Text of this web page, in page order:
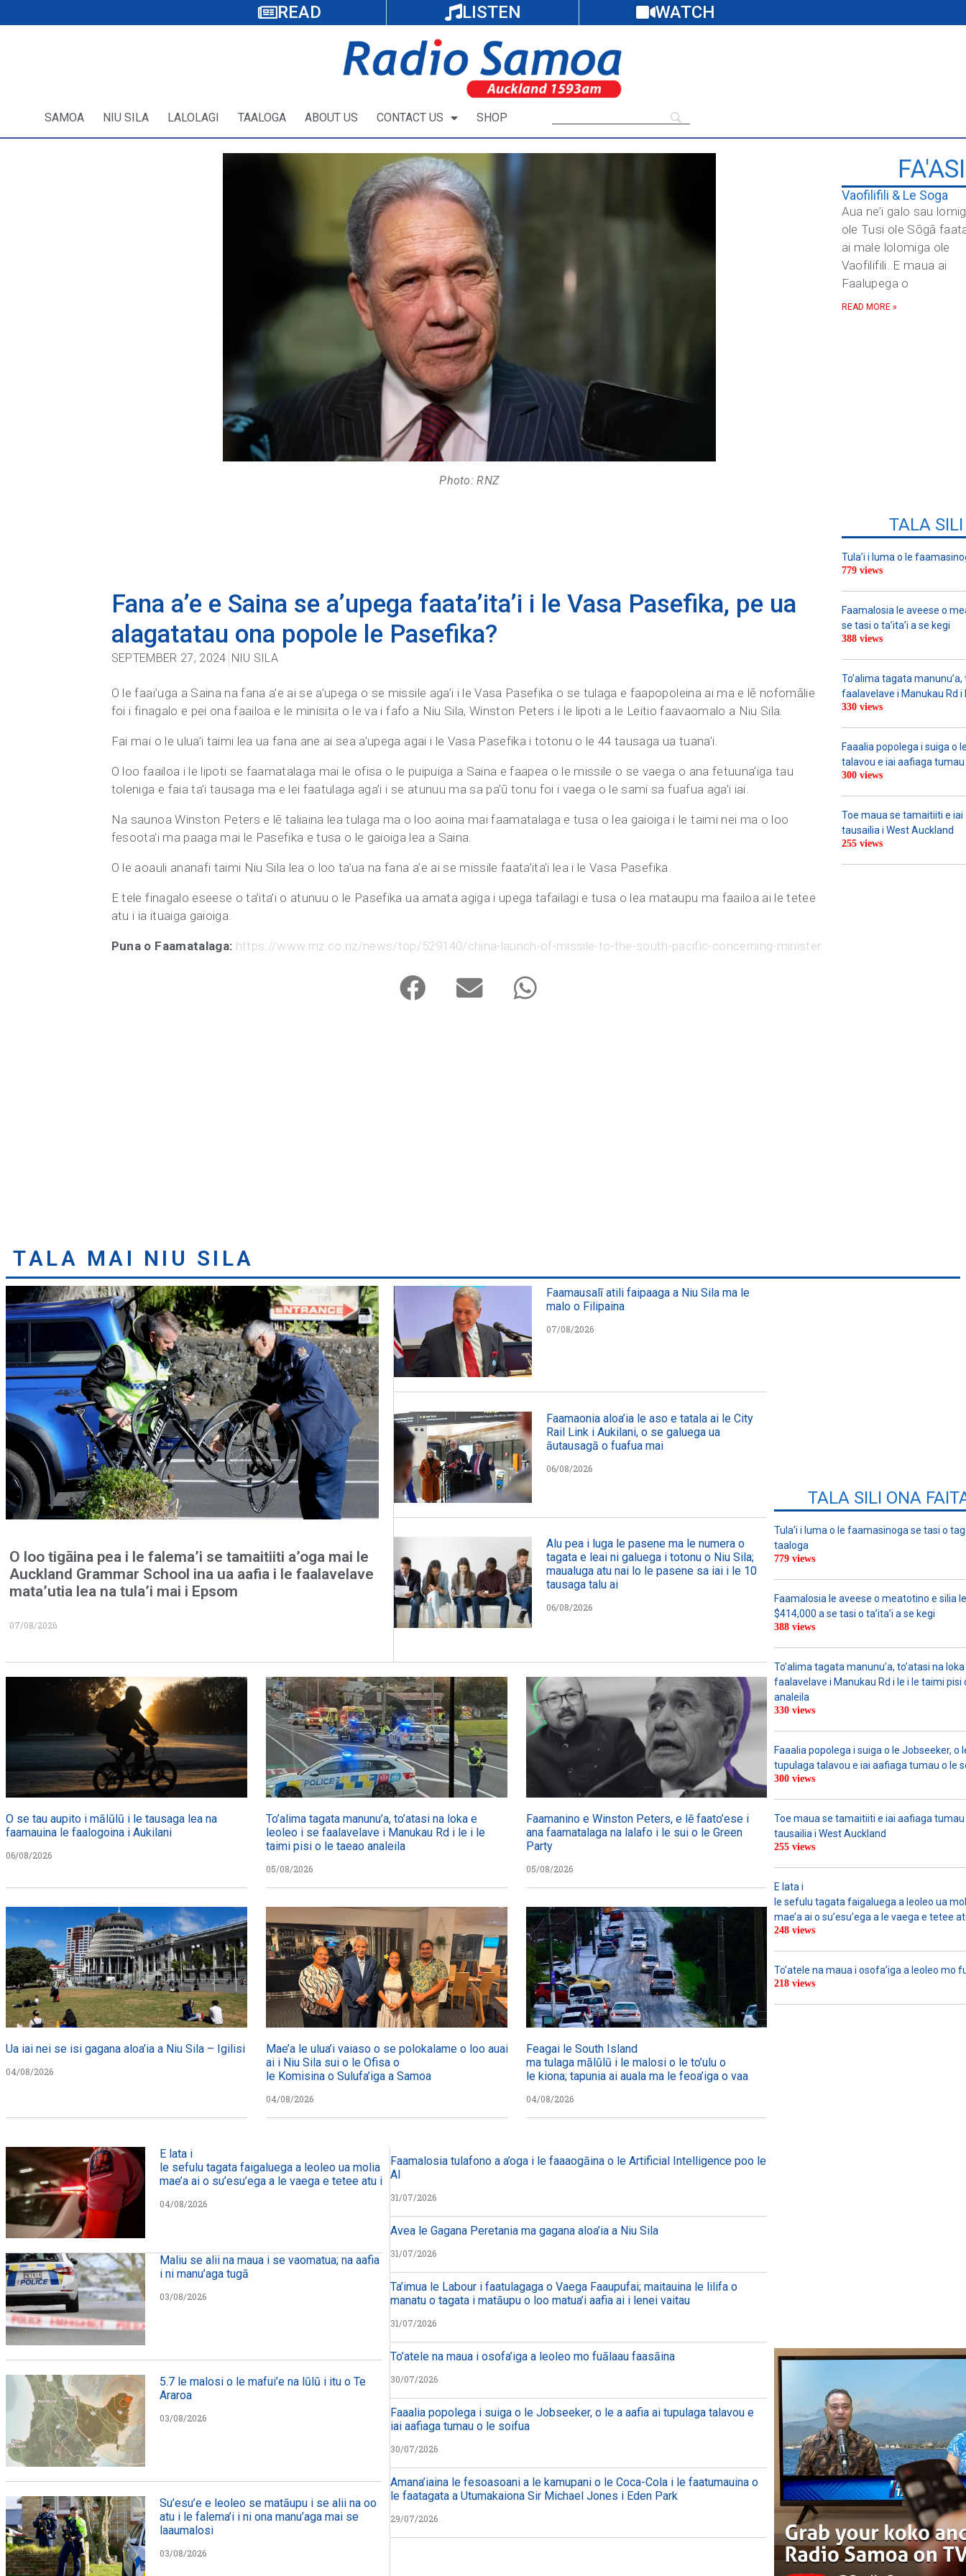
READ LISTEN WATCH
SAMOA NIU SILA LALOLAGI TAALOGA ABOUT US CONTACT US SHOP
Photo: RNZ
Fana a’e e Saina se a’upega faata’ita’i i le Vasa Pasefika, pe ua
alagatatau ona popole le Pasefika?
SEPTEMBER 27, 2024 NIU SILA
O le faai’uga a Saina na fana a’e ai se a’upega o se missile aga’i i le Vasa Pasefika o se tulaga e faapopoleina ai ma e lē nofomālie
foi i finagalo e pei ona faailoa e le minisita o le va i fafo a Niu Sila, Winston Peters i le lipoti a le Leitio faavaomalo a Niu Sila.
Fai mai o le ulua’i taimi lea ua fana ane ai sea a’upega agai i le Vasa Pasefika i totonu o le 44 tausaga ua tuana’i.
O loo faailoa i le lipoti se faamatalaga mai le ofisa o le puipuiga a Saina e faapea o le missile o se vaega o ana fetuuna’iga tau
toleniga e faia ta’i tausaga ma e lei faatulaga aga’i i se atunuu ma sa pa’ū tonu foi i vaega o le sami sa fuafua aga’i iai.
Na saunoa Winston Peters e lē taliaina lea tulaga ma o loo aoina mai faamatalaga e tusa o lea gaioiga i le taimi nei ma o loo
fesoota’i ma paaga mai le Pasefika e tusa o le gaioiga lea a Saina.
O le aoauli ananafi taimi Niu Sila lea o loo ta’ua na fana a’e ai se missile faata’ita’i lea i le Vasa Pasefika.
E tele finagalo eseese o ta’ita’i o atunuu o le Pasefika ua amata agiga i upega tafailagi e tusa o lea mataupu ma faailoa ai le tetee
atu i ia ituaiga gaioiga.
Puna o Faamatalaga: https://www.rnz.co.nz/news/top/529140/china-launch-of-missile-to-the-south-pacific-concerning-minister
Vaofilifili & Le Soga
Aua ne’i galo sau
ole Tusi ole Sōgā
ai male lolomiga ole
Vaofilifili. E maua ai
Faalupega o
READ MORE »
TALA
Tula’i i luma o le
779 views
Faamalosia le aveese o
se tasi o ta’ita’i a se kegi
388 views
To’alima tagata
faalavelave i Manukau Rd
330 views
Faaalia popolega i suiga o
talavou e iai aafiaga
300 views
Toe maua se tamaitiiti e
tausailia i West Auckland
255 views
TALA MAI NIU SILA
O loo tigāina pea i le falema’i se tamaitiiti a’oga mai le
Auckland Grammar School ina ua aafia i le faalavelave
mata’utia lea na tula’i mai i Epsom
07/08/2026
Faamausalī atili faipaaga a Niu Sila ma le
malo o Filipaina
07/08/2026
Faamaonia aloa’ia le aso e tatala ai le City
Rail Link i Aukilani, o se galuega ua
āutausagā o fuafua mai
06/08/2026
Alu pea i luga le pasene ma le numera o
tagata e leai ni galuega i totonu o Niu Sila;
maualuga atu nai lo le pasene sa iai i le 10
tausaga talu ai
06/08/2026
O se tau aupito i mālūlū i le tausaga lea na
faamauina le faalogoina i Aukilani
06/08/2026
To’alima tagata manunu’a, to’atasi na loka e
leoleo i se faalavelave i Manukau Rd i le i le
taimi pisi o le taeao analeila
05/08/2026
Faamanino e Winston Peters, e lē faato’ese i
ana faamatalaga na lalafo i le sui o le Green
Party
05/08/2026
Ua iai nei se isi gagana aloa’ia a Niu Sila – Igilisi
04/08/2026
Mae’a le ulua’i vaiaso o se polokalame o loo auai mai
ai i Niu Sila sui o le Ofisa o
le Komisina o Sulufa’iga a Samoa
04/08/2026
Feagai le South Island
ma tulaga mālūlū i le malosi o le to’ulu o
le kiona; tapunia ai auala ma le feoa’iga o vaa
04/08/2026
TALA SILI ONA
Tula’i i luma o le faamasinoga se tasi o
taaloga
779 views
Faamalosia le aveese o meatotino e silia
$414,000 a se tasi o ta’ita’i a se kegi
388 views
To’alima tagata manunu’a, to’atasi na
faalavelave i Manukau Rd i le i le taimi pisi
analeila
330 views
Faaalia popolega i suiga o le Jobseeker, o
tupulaga talavou e iai aafiaga tumau o le
300 views
Toe maua se tamaitiiti e iai aafiaga
tausailia i West Auckland
255 views
E lata i
le sefulu tagata faigaluega a leoleo ua
mae’a ai o su’esu’ega a le vaega e tetee
248 views
To’atele na maua i osofa’iga a leoleo mo
218 views
E lata i
le sefulu tagata faigaluega a leoleo ua molia i le tulafono i le
mae’a ai o su’esu’ega a le vaega e tetee atu i faiga pi’opi’o
04/08/2026
Maliu se alii na maua i se vaomatua; na aafia
i ni manu’aga tugā
03/08/2026
5.7 le malosi o le mafui’e na lūlū i itu o Te
Araroa
03/08/2026
Su’esu’e e leoleo se matāupu i se alii na oo
atu i le falema’i i ni ona manu’aga mai se
laaumalosi
03/08/2026
Faamalosia tulafono a a’oga i le faaaogāina o le Artificial Intelligence poo le
AI
31/07/2026
Avea le Gagana Peretania ma gagana aloa’ia a Niu Sila
31/07/2026
Ta’imua le Labour i faatulagaga o Vaega Faaupufai; maitauina le lilifa o
manatu o tagata i matāupu o loo matua’i aafia ai i lenei vaitau
31/07/2026
To’atele na maua i osofa’iga a leoleo mo fuālaau faasāina
30/07/2026
Faaalia popolega i suiga o le Jobseeker, o le a aafia ai tupulaga talavou e
iai aafiaga tumau o le soifua
30/07/2026
Amana’iaina le fesoasoani a le kamupani o le Coca-Cola i le faatumauina o
le faatagata a Utumakaiona Sir Michael Jones i Eden Park
29/07/2026